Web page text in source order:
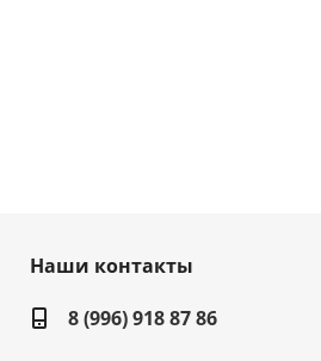
Наши контакты
8 (996) 918 87 86